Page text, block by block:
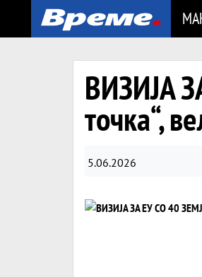
ВИЗИЈА
точка“,
5.06.2026